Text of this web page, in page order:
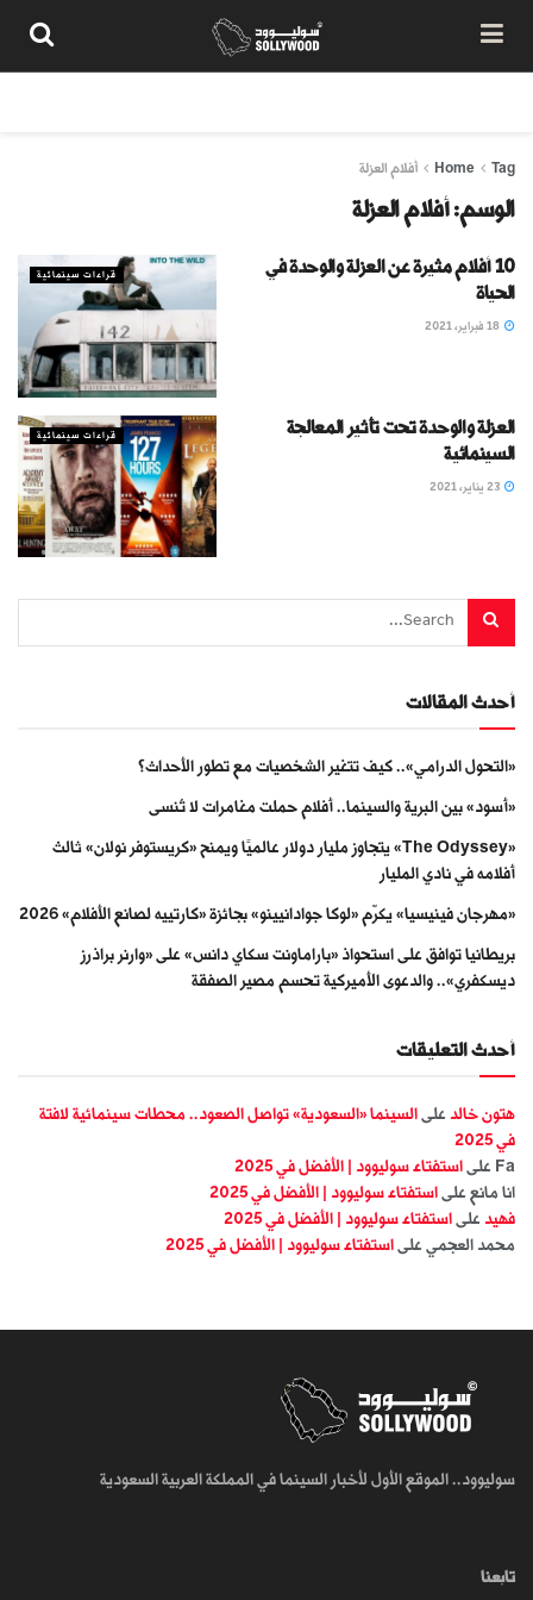
Home Tag أفلام العزلة
الوسم:أفلام العزلة
قراءات سينمائية
10 أفلام مثيرة عن العزلة والوحدة في
الحياة
قراءات سينمائية
العزلة والوحدة تحت تأثير المعالجة
السينمائية
أحدث المقالات
«التحول الدرامي».. كيف تتغير الشخصيات مع تطور الأحداث؟
«أسود» بين البرية والسينما.. أفلام حملت مغامرات لا تُنسى
«The Odyssey» يتجاوز مليار دولار عالميًا ويمنح «كريستوفر نولان» ثالث
أفلامه في نادي المليار
«مهرجان فينيسيا» يكرّم «لوكا جوادانيينو» بجائزة «كارتييه لصانع الأفلام» 2026
بريطانيا توافق على استحواذ «باراماونت سكاي دانس» على «وارنر براذرز
ديسكفري».. والدعوى الأميركية تحسم مصير الصفقة
أحدث التعليقات
هتون خالد على السينما «السعودية» تواصل الصعود.. محطات سينمائية لافتة
في 2025
Fa على استفتاء سوليوود | الأفضل في 2025
انا مانع على استفتاء سوليوود | الأفضل في 2025
فهيد على استفتاء سوليوود | الأفضل في 2025
محمد العجمي على استفتاء سوليوود | الأفضل في 2025
سوليوود.. الموقع الأول لأخبار السينما في المملكة العربية السعودية
تابعنا